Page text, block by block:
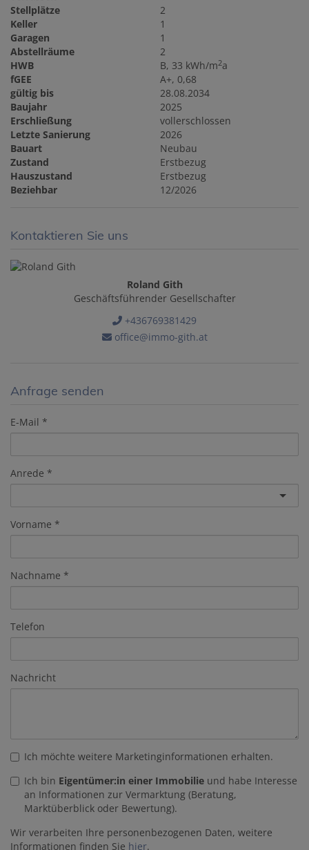
Stellplätze
2
Keller
1
Garagen
1
Abstellräume
2
HWB
B, 33 kWh/m2a
fGEE
A+, 0,68
gültig bis
28.08.2034
Baujahr
2025
Erschließung
vollerschlossen
Letzte Sanierung
2026
Bauart
Neubau
Zustand
Erstbezug
Hauszustand
Erstbezug
Beziehbar
12/2026
Kontaktieren Sie uns
Roland Gith
Geschäftsführender Gesellschafter
+436769381429
office@immo-gith.at
Anfrage senden
E-Mail
Anrede
Vorname
Nachname
Telefon
Nachricht
Ich möchte weitere Marketinginformationen erhalten.
Ich bin Eigentümer:in einer Immobilie und habe Interesse
an Informationen zur Vermarktung (Beratung,
Marktüberblick oder Bewertung).
Wir verarbeiten Ihre personenbezogenen Daten, weitere
Informationen finden Sie hier.